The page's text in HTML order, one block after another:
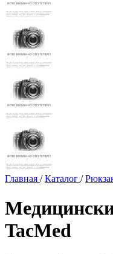
Главная / Каталог /
TacMed